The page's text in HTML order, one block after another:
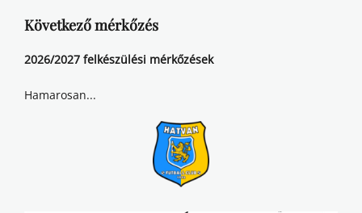
Következő mérkőzés
2026/2027 felkészülési mérkőzések
Hamarosan...